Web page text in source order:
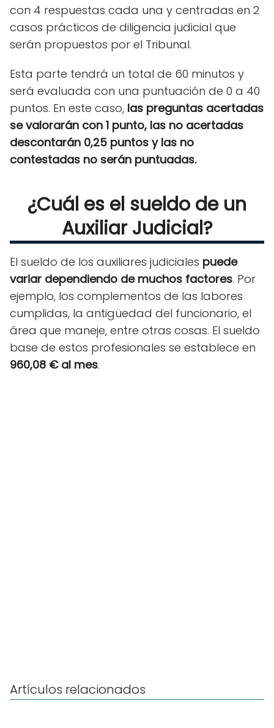
con 4 respuestas cada una y centradas en 2
casos prácticos de diligencia judicial que
serán propuestos por el Tribunal.
Esta parte tendrá un total de 60 minutos y
será evaluada con una puntuación de 0 a 40
puntos. En este caso, las preguntas acertadas
se valorarán con 1 punto, las no acertadas
descontarán 0,25 puntos y las no
contestadas no serán puntuadas.
¿Cuál es el sueldo de un
Auxiliar Judicial?
El sueldo de los auxiliares judiciales puede
variar dependiendo de muchos factores. Por
ejemplo, los complementos de las labores
cumplidas, la antigüedad del funcionario, el
área que maneje, entre otras cosas. El sueldo
base de estos profesionales se establece en
960,08 € al mes.
Artículos relacionados